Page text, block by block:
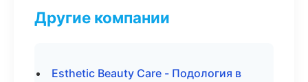
Другие компании
Esthetic Beauty Care - Подология в